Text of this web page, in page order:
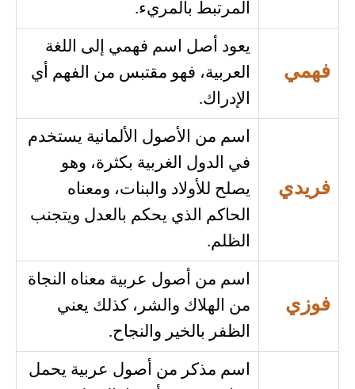
المرتبط بالمريء.
فهمي
يعود أصل اسم فهمي إلى اللغة
العربية، فهو مقتبس من الفهم أي
الإدراك.
فريدي
اسم من الأصول الألمانية يستخدم
في الدول الغربية بكثرة، وهو
يصلح للأولاد والبنات، ومعناه
الحاكم الذي يحكم بالعدل ويتجنب
الظلم.
فوزي
اسم من أصول عربية معناه النجاة
من الهلاك والشر، كذلك يعني
الظفر بالخير والنجاح.
اسم مذكر من أصول عربية يحمل